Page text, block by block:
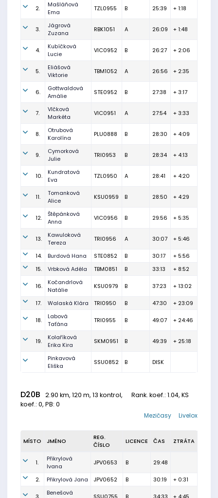
2.
Mašláňová
Ema
TZL0955 B 25:39 + 1:18
3.
Jágrová
Zuzana
RBK1051 A 26:09 + 1:48
4.
Kubíčková
Lucie
VIC0952 B 26:27 + 2:06
5.
Eliášová
Viktorie
TBM1052 A 26:56 + 2:35
6.
Gottwaldová
Amálie
STE0952 B 27:38 + 3:17
7.
Vlčková
Markéta
VIC0951 A 27:54 + 3:33
8.
Otrubová
Karolína
PLU0888 B 28:30 + 4:09
9.
Cymorková
Julie
TRI0953 B 28:34 + 4:13
10.
Kundratová
Eva
TZL0950 A 28:41 + 4:20
11.
Tomanková
Alice
KSU0959 B 28:50 + 4:29
12.
Štěpánková
Anna
VIC0956 B 29:56 + 5:35
13.
Kawuloková
Tereza
TRI0956 A 30:07 + 5:46
14. Burdová Hana STE0852 B 30:17
+ 5:56
15.
Vrbková Adéla TBM0851 B 33:13 + 8:52
16.
Kočandrlová
Natálie
KSU0979 B 37:23 + 13:02
17. Walaská Klára TRI0950 B 47:30 + 23:09
18.
Labová
Taťána
TRI0955 B 49:07 + 24:46
19.
Kolaříková
Erika Kira
SKM0951 B 49:39 + 25:18
Pinkavová
Eliška
SSU0852 B DISK
D20B 2.90 km, 120 m, 13 kontrol, Rank. koef.: 1.04, KS
koef.: 0, PB: 0
Livelox
Mezičasy
MÍSTO JMÉNO
REG.
ČÍSLO
LICENCE ČAS ZTRÁTA
1.
Přikrylová
Ivana
JPV0653 B 29:48
2. Přikrylová Jana JPV0652 B 30:19 + 0:31
Benešová